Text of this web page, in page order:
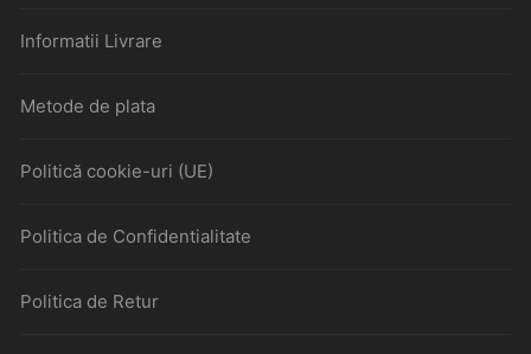
Informatii Livrare
Metode de plata
Politică cookie-uri (UE)
Politica de Confidentialitate
Politica de Retur